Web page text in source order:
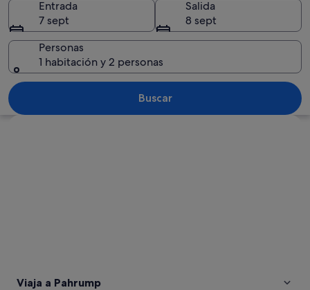
Un paisaje montañoso con un valle,
Entrada
7 sept
Salida
8 sept
Personas
1 habitación y 2 personas
Buscar
Viaja a Pahrump